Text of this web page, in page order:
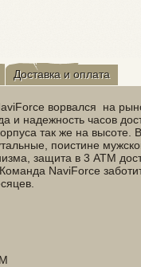
Доставка и оплата
ворвался на
и надежность часов
так же на высоте.
поистине
защита в 3 ATM
NaviForce